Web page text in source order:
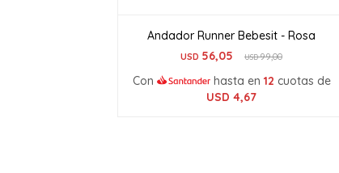
Andador Runner Bebesit - Rosa
USD 56,05 USD99,00
Con hasta en 12 cuotas de
USD 4,67